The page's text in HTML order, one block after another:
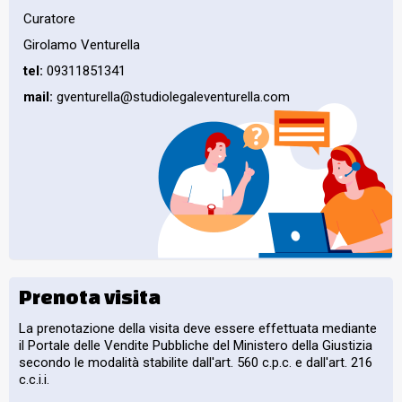
Curatore
Girolamo Venturella
tel: 09311851341
mail: gventurella@studiolegaleventurella.com
Prenota visita
La prenotazione della visita deve essere effettuata mediante
il Portale delle Vendite Pubbliche del Ministero della Giustizia
secondo le modalità stabilite dall'art. 560 c.p.c. e dall'art. 216
c.c.i.i.